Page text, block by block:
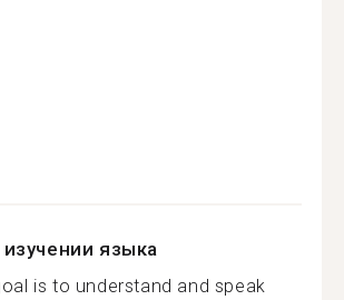
языка
is to understand and speak